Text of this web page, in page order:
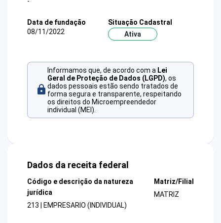
Data de fundação
08/11/2022
Situação Cadastral
Ativa
Informamos que, de acordo com a Lei
Geral de Proteção de Dados (LGPD), os
dados pessoais estão sendo tratados de
forma segura e transparente, respeitando
os direitos do Microempreendedor
individual (MEI).
Dados da receita federal
Código e descrição da natureza
jurídica
213 | EMPRESARIO (INDIVIDUAL)
Matriz/Filial
MATRIZ